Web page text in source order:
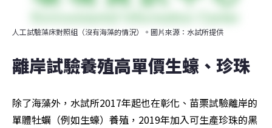
人工試驗藻床對照組（沒有海藻的情況）。圖片來源：水試所提供
離岸試驗養殖高單價生蠔、珍珠
除了海藻外，水試所2017年起也在彰化、苗栗試驗離岸的
單體牡蠣（例如生蠔）養殖，2019年加入可生產珍珠的黑